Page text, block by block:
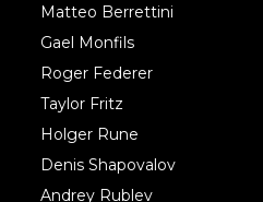
Matteo Berrettini
Gael Monfils
Roger Federer
Taylor Fritz
Holger Rune
Denis Shapovalov
Andrey Rublev